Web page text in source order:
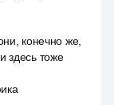
конечно же,
здесь тоже